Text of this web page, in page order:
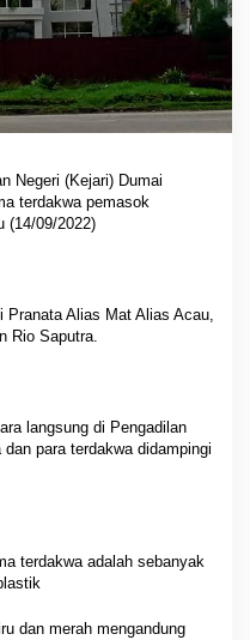
Negeri (Kejari) Dumai
terdakwa pemasok
(14/09/2022)
Pranata Alias Mat Alias Acau,
Rio Saputra.
langsung di Pengadilan
para terdakwa didampingi
terdakwa adalah sebanyak
dan merah mengandung